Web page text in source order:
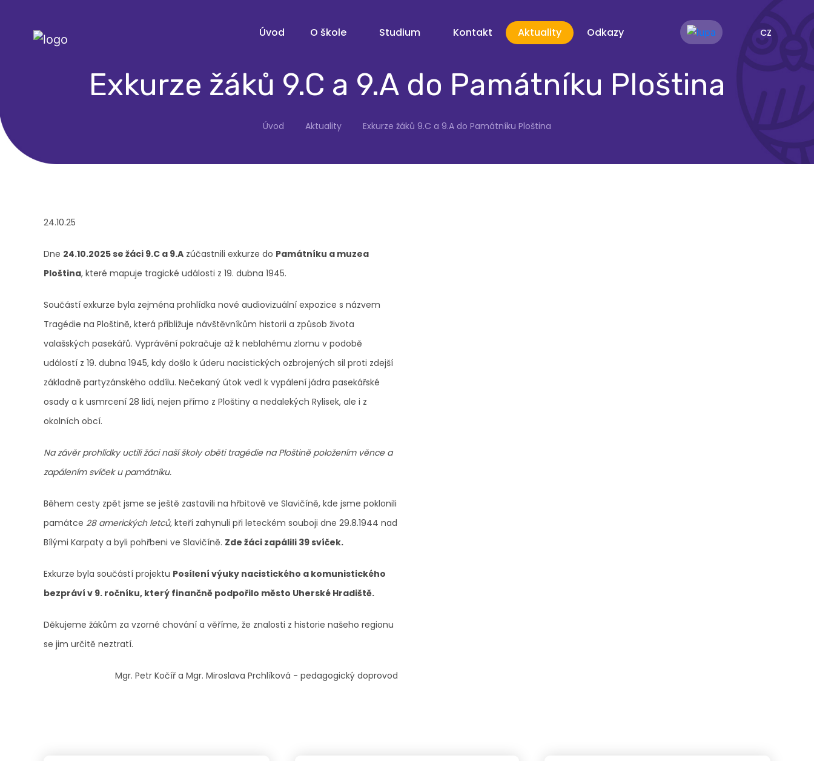
CZ
Úvod O škole Studium Kontakt Aktuality Odkazy
Exkurze žáků 9.C a 9.A do Památníku Ploština
Úvod Aktuality Exkurze žáků 9.C a 9.A do Památníku Ploština
24.10.25
Dne 24.10.2025 se žáci 9.C a 9.A zúčastnili exkurze do Památníku a muzea
Ploština, které mapuje tragické události z 19. dubna 1945.
Součástí exkurze byla zejména prohlídka nové audiovizuální expozice s názvem
Tragédie na Ploštině, která přibližuje návštěvníkům historii a způsob života
valašských pasekářů. Vyprávění pokračuje až k neblahému zlomu v podobě
událostí z 19. dubna 1945, kdy došlo k úderu nacistických ozbrojených sil proti zdejší
základně partyzánského oddílu. Nečekaný útok vedl k vypálení jádra pasekářské
osady a k usmrcení 28 lidí, nejen přímo z Ploštiny a nedalekých Rylisek, ale i z
okolních obcí.
Na závěr prohlídky uctili žáci naší školy oběti tragédie na Ploštině položením věnce a
zapálením svíček u památníku.
Během cesty zpět jsme se ještě zastavili na hřbitově ve Slavičíně, kde jsme poklonili
památce 28 amerických letců, kteří zahynuli při leteckém souboji dne 29.8.1944 nad
Bílými Karpaty a byli pohřbeni ve Slavičíně. Zde žáci zapálili 39 svíček.
Exkurze byla součástí projektu Posílení výuky nacistického a komunistického
bezpráví v 9. ročníku, který finančně podpořilo město Uherské Hradiště.
Děkujeme žákům za vzorné chování a věříme, že znalosti z historie našeho regionu
se jim určitě neztratí.
Mgr. Petr Kočíř a Mgr. Miroslava Prchlíková - pedagogický doprovod